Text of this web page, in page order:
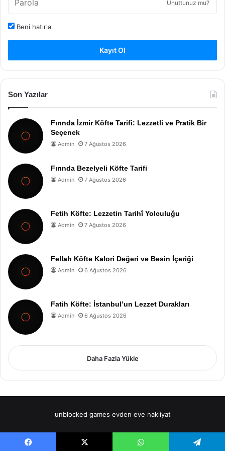
Unuttunuz mu?
Beni hatırla
Kayıt Ol
Son Yazılar
Fırında İzmir Köfte Tarifi: Lezzetli ve Pratik Bir
Seçenek
Admin 7 Ağustos 2026
Fırında Bezelyeli Köfte Tarifi
Admin 7 Ağustos 2026
Fetih Köfte: Lezzetin Tarihî Yolculuğu
Admin 7 Ağustos 2026
Fellah Köfte Kalori Değeri ve Besin İçeriği
Admin 6 Ağustos 2026
Fatih Köfte: İstanbul’un Lezzet Durakları
Admin 6 Ağustos 2026
Daha Fazla Yükle
unblocked games evden eve nakliyat